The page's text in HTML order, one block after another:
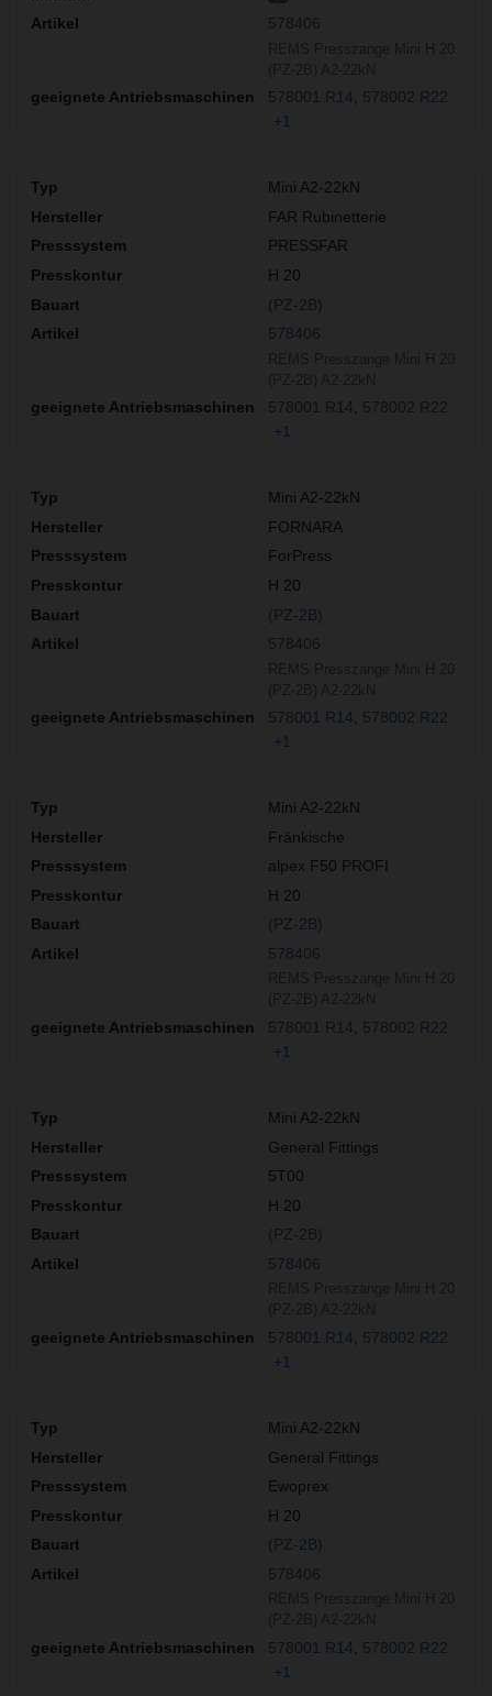
578406
578001 R14
578002 R22
+1
Mini A2-22kN
FAR Rubinetterie
PRESSFAR
H 20
(PZ-2B)
578406
578001 R14
578002 R22
+1
Mini A2-22kN
FORNARA
ForPress
H 20
(PZ-2B)
578406
578001 R14
578002 R22
+1
Mini A2-22kN
Fränkische
alpex F50 PROFI
H 20
(PZ-2B)
578406
578001 R14
578002 R22
+1
Mini A2-22kN
General Fittings
5T00
H 20
(PZ-2B)
578406
578001 R14
578002 R22
+1
Mini A2-22kN
General Fittings
Ewoprex
H 20
(PZ-2B)
578406
578001 R14
578002 R22
+1